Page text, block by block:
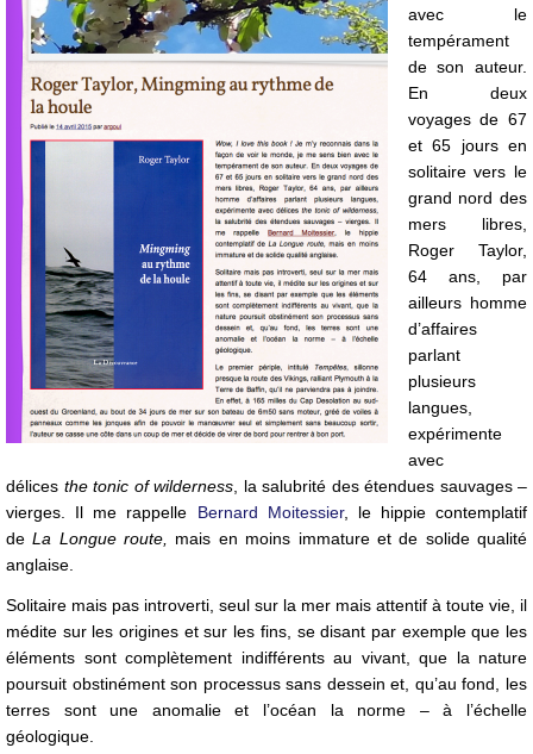
avec le
tempérament
de son auteur.
En deux
voyages de 67
et 65 jours en
solitaire vers le
grand nord des
mers libres,
Roger Taylor,
64 ans, par
ailleurs homme
d’affaires
parlant
plusieurs
langues,
expérimente
avec
délices the tonic of wilderness, la salubrité des étendues sauvages –
vierges. Il me rappelle Bernard Moitessier, le hippie contemplatif
deLa Longue route, mais en moins immature et de solide qualité
anglaise.
Solitaire mais pas introverti, seul sur la mer mais attentif à toute vie, il
médite sur les origines et sur les fins, se disant par exemple que les
éléments sont complètement indifférents au vivant, que la nature
poursuit obstinément son processus sans dessein et, qu’au fond, les
terres sont une anomalie et l’océan la norme – à l’échelle
géologique.